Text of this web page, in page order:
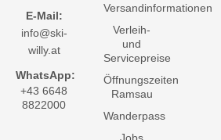
E-Mail:
info@ski-
willy.at
WhatsApp:
+43 6648
8822000
Versandinformationen
Verleih-
und
Servicepreise
Öffnungszeiten
Ramsau
Wanderpass